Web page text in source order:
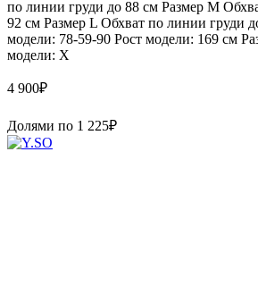
по линии груди до 88 см Размер M
92 см Размер L Обхват по линии груди
модели: 78-59-90 Рост модели: 169 см
модели: X
4 900₽
Долями по 1 225₽